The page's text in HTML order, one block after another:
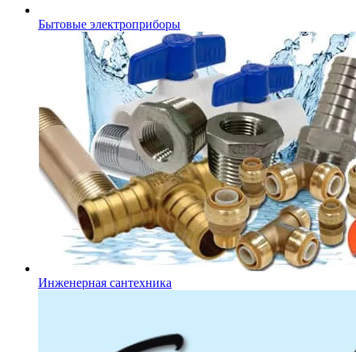
Бытовые электроприборы
Инженерная сантехника